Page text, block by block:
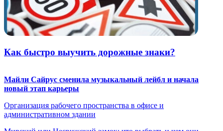
Как быстро выучить дорожные знаки?
Майли Сайрус сменила музыкальный лейбл и начала
новый этап карьеры
Организация рабочего пространства в офисе и
административном здании